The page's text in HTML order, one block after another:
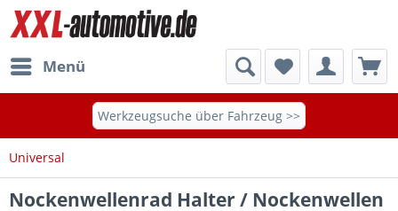
Menü
Werkzeugsuche über Fahrzeug >>
Universal
Nockenwellenrad Halter / Nockenwellen